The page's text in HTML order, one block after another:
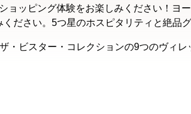
ョッピング体験をお楽しみください！
ださい。5つ星のホスピタリティと絶品
・ビスター・コレクションの9つのヴィ